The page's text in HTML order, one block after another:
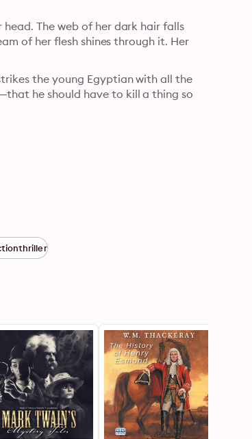
The web of her dark hair falls
of her flesh shines through it. Her
the young Egyptian with all the
he should have to kill a thing so